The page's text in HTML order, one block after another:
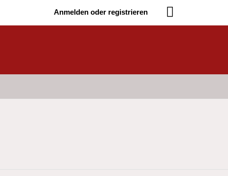
Anmelden oder registrieren